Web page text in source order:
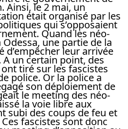
Ainsi, le 2 mai, un
était organisé par les
qui s’opposaient
Quand les néo-
une partie de la
d’empêcher leur arrivée
un certain point, des
tiré sur les fascistes
police. Or la police a
son déploiement de
le meeting des néo-
la voie libre aux
subi des coups de feu et
fascistes sont donc